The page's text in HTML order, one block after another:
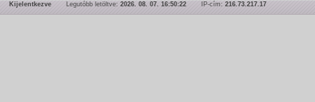
Kijelentkezve Legutóbb letöltve: 2026. 08. 07. 16:50:22 IP-cím: 216.73.217.17